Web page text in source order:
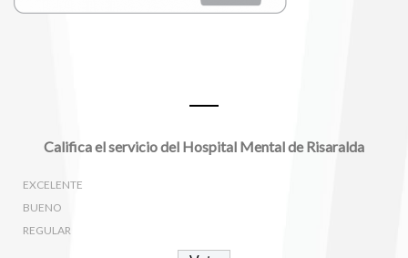
Califica el servicio del Hospital Mental de Risaralda
EXCELENTE
BUENO
REGULAR